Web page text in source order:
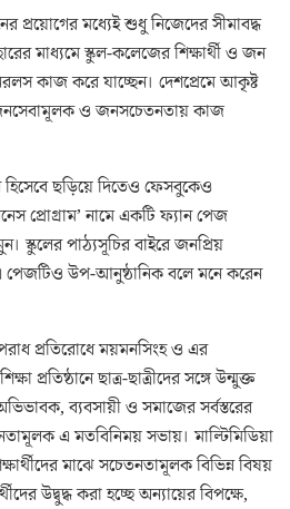
মধ্যেই শুধু নিজেদের সীমাবদ্ধ
মাধ্যমে স্কুল-কলেজের শিক্ষার্থী ও জন
কাজ করে যাচ্ছেন। দেশপ্রেমে আকৃষ্ট
ও জনসচেতনতায় কাজ
ছড়িয়ে দিতেও ফেসবুকেও
প্রোগ্রাম’ নামে একটি ফ্যান পেজ
পাঠ্যসূচির বাইরে জনপ্রিয়
পেজটিও উপ-আনুষ্ঠানিক বলে মনে করেন
প্রতিরোধে ময়মনসিংহ ও এর
প্রতিষ্ঠানে ছাত্র-ছাত্রীদের সঙ্গে উন্মুক্ত
ব্যবসায়ী ও সমাজের সর্বস্তরের
এ মতবিনিময় সভায়। মাল্টিমিডিয়া
মাঝে সচেতনতামূলক বিভিন্ন বিষয়
উদ্বুদ্ধ করা হচ্ছে অন্যায়ের বিপক্ষে,